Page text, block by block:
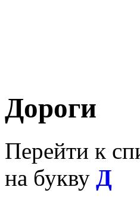
Дороги
Перейти к
на букву Д